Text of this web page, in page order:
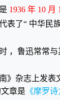
1936 年 10 月
表了“ 中华民
，鲁迅常常
》杂志上发表
章是 《摩罗诗